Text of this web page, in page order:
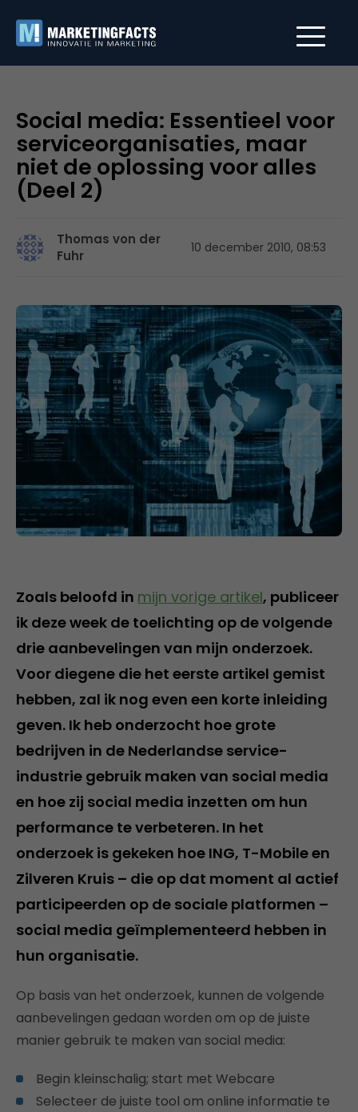
Social media: Essentieel voor
serviceorganisaties, maar
niet de oplossing voor alles
(Deel 2)
Thomas von der
Fuhr
10 december 2010, 08:53
Zoals beloofd in mijn vorige artikel, publiceer
ik deze week de toelichting op de volgende
drie aanbevelingen van mijn onderzoek.
Voor diegene die het eerste artikel gemist
hebben, zal ik nog even een korte inleiding
geven. Ik heb onderzocht hoe grote
bedrijven in de Nederlandse service-
industrie gebruik maken van social media
en hoe zij social media inzetten om hun
performance te verbeteren. In het
onderzoek is gekeken hoe ING, T-Mobile en
Zilveren Kruis – die op dat moment al actief
participeerden op de sociale platformen –
social media geïmplementeerd hebben in
hun organisatie.
Op basis van het onderzoek, kunnen de volgende
aanbevelingen gedaan worden om op de juiste
manier gebruik te maken van social media:
Begin kleinschalig; start met Webcare
Selecteer de juiste tool om online informatie te